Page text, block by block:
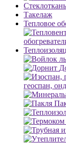
Такелаж
Тепловое
геоспан,